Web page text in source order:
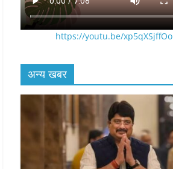
https://youtu.be/xp5qXSjffOo
अन्य खबर